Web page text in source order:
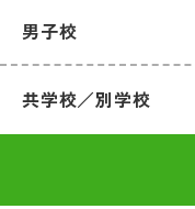
男子校
共学校／別学校